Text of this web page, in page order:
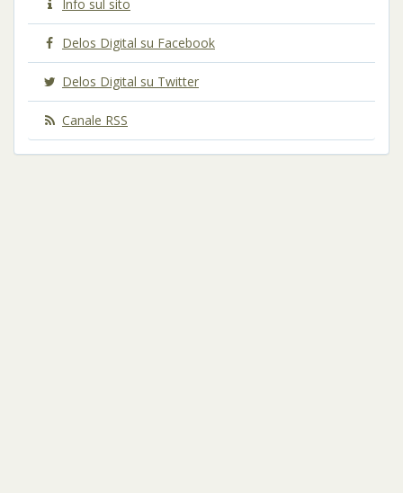
Info sul sito
Delos Digital su Facebook
Delos Digital su Twitter
Canale RSS